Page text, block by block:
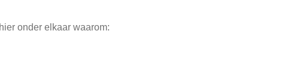
onder elkaar waarom: